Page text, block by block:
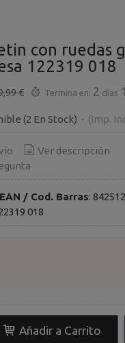
con ruedas
122319 018
€ Termina en: 2 días
(2 En Stock) - (Imp.
Ver descripción
EAN / Cod. Barras:
018
Añadir a Carrito